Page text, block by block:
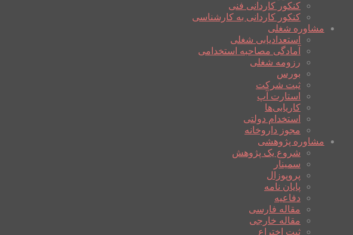
کنکور کاردانی فنی
کنکور کاردانی به کارشناسی
مشاوره شغلی
استعدادیابی شغلی
آمادگی مصاحبه استخدامی
رزومه شغلی
بورس
ثبت شرکت
استارت آپ
کاریابی‌ها
استخدام دولتی
مجوز داروخانه
مشاوره پژوهشی
شروع یک پژوهش
سمینار
پروپوزال
پایان نامه
دفاعیه
مقاله فارسی
مقاله خارجی
ثبت اختراع